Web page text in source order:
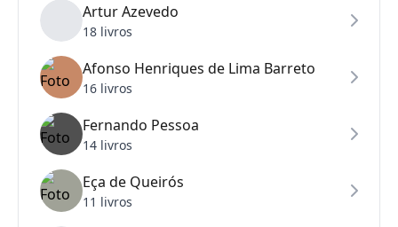
Artur Azevedo
18 livros
Afonso Henriques de Lima Barreto
16 livros
Fernando Pessoa
14 livros
Eça de Queirós
11 livros